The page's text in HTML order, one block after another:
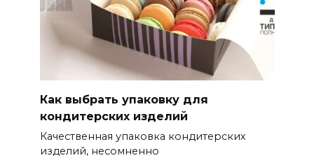
Как выбрать упаковку для
кондитерских изделий
Качественная упаковка кондитерских
изделий, несомненно